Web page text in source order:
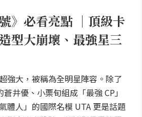
》必看亮點 ｜頂級卡
型大崩壞、最強星三
強大，被稱為全明星陣容。除了
井優、小栗旬組成「最強 CP」
體人」的國際名模 UTA 更是話題